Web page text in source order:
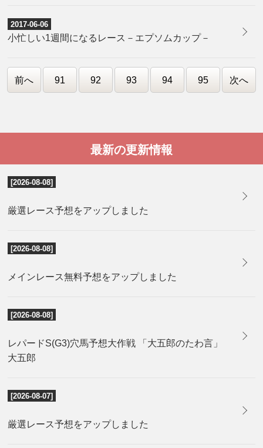
2017-06-06
小忙しい1週間になるレース－エプソムカップ－
前へ 91 92 93 94 95 次へ
最新の更新情報
[2026-08-08]
厳選レース予想をアップしました
[2026-08-08]
メインレース無料予想をアップしました
[2026-08-08]
レパードS(G3)穴馬予想大作戦 「大五郎のたわ言」
大五郎
[2026-08-07]
厳選レース予想をアップしました